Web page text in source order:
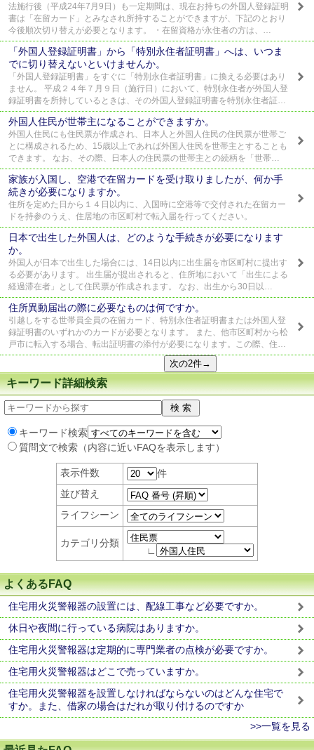
法施行後（平成24年7月9日）も一定期間は、現在お持ちの外国人登録証明
書は「在留カード」とみなされ所持することができますが、下記のとおり
今後順次切り替えが必要となります。 ・在留資格が永住者の方は、…
「外国人登録証明書」から「特別永住者証明書」へは、いつま
でに切り替えないといけませんか。
「外国人登録証明書」をすぐに「特別永住者証明書」に換える必要はあり
ません。 平成２４年７月９日（施行日）において、特別永住者が外国人登
録証明書を所持しているときは、その外国人登録証明書を特別永住者証…
外国人住民が世帯主になることができますか。
外国人住民にも住民票が作成され、日本人と外国人住民の住民票が世帯ご
とに構成されるため、15歳以上であれば外国人住民を世帯主とすることも
できます。 なお、その際、日本人の住民票の世帯主との続柄を「世帯…
家族が入国し、空港で在留カードを受け取りましたが、何か手
続きが必要になりますか。
住所を定めた日から１４日以内に、入国時に空港等で交付された在留カー
ドを持参のうえ、住居地の市区町村で転入届を行ってください。
日本で出生した外国人は、どのような手続きが必要になります
か。
外国人が日本で出生した場合には、14日以内に出生届を市区町村に提出す
る必要があります。 出生届が提出されると、住所地において「出生による
経過滞在者」として住民票が作成されます。 なお、出生から30日以…
住所異動届出の際に必要なものは何ですか。
引越しをする世帯員全員の在留カード、特別永住者証明書または外国人登
録証明書のいずれかのカードが必要となります。 また、他市区町村から松
戸市に転入する場合、転出証明書の添付が必要になります。この際、住…
キーワード詳細検索
キーワード検索
質問文で検索（内容に近いFAQを表示します）
表示件数
件
並び替え
ライフシーン
カテゴリ分類
∟
よくあるFAQ
住宅用火災警報器の設置には、配線工事など必要ですか。
休日や夜間に行っている病院はありますか。
住宅用火災警報器は定期的に専門業者の点検が必要ですか。
住宅用火災警報器はどこで売っていますか。
住宅用火災警報器を設置しなければならないのはどんな住宅で
すか。また、借家の場合はだれが取り付けるのですか
>>一覧を見る